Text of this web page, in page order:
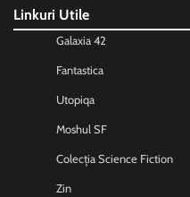
Linkuri Utile
Galaxia 42
Fantastica
Utopiqa
Moshul SF
Colecția Science Fiction
Zin